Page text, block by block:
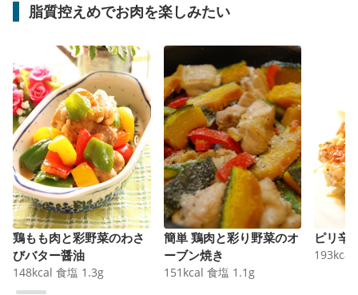
脂質控えめでお肉を楽しみたい
鶏もも肉と彩野菜のわさ
びバター醤油
148kcal 食塩 1.3g
簡単 鶏肉と彩り野菜のオ
ーブン焼き
151 kcal 食塩 1.1 g
ピリ辛
193kcal